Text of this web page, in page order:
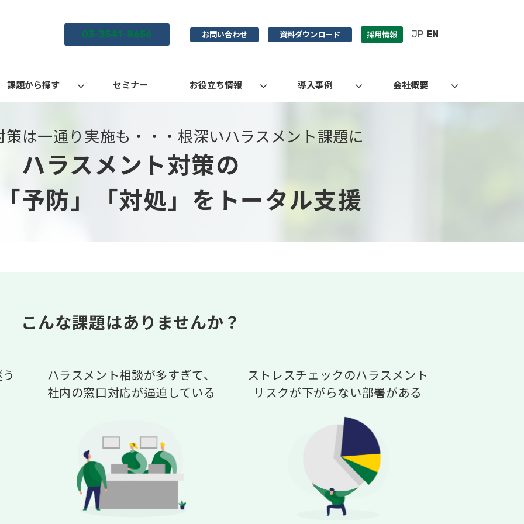
03-3541-8656 お問い合わせ 資料ダウンロード 採用情報 JP EN
課題から探す セミナー お役立ち情報 導入事例 会社概要
策は一通り実施も・・・根深いハラスメント課題に
ハラスメント対策の
予防」「対処」をトータル支援
こんな課題はありませんか？
ハラスメント相談が多すぎて、
社内の窓口対応が逼迫している
ストレスチェックのハラスメント
リスクが下がらない部署がある